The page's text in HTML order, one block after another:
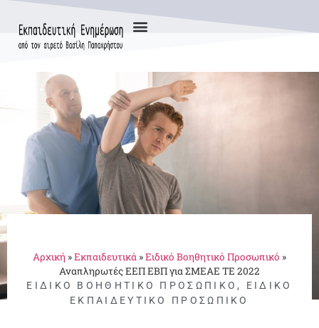
Αρχική »Εκπαιδευτικά »Ειδικό Βοηθητικό Προσωπικό »
Αναπληρωτές ΕΕΠ ΕΒΠ για ΣΜΕΑΕ ΤΕ 2022
ΕΙΔΙΚΌ ΒΟΗΘΗΤΙΚΌ ΠΡΟΣΩΠΙΚΌ , ΕΙΔΙΚΌ
ΕΚΠΑΙΔΕΥΤΙΚΌ ΠΡΟΣΩΠΙΚΌ